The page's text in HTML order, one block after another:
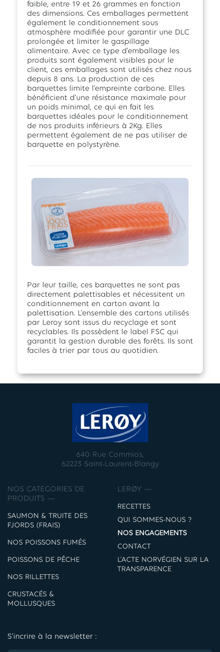
faible, entre 19 et 26 grammes en fonction
des dimensions. Ces emballages permettent
également le conditionnement sous
atmosphère modifiée pour garantir une DLC
prolongée et limiter le gaspillage
alimentaire. Avec ce type d’emballage les
produits sont également visibles pour le
client, ces emballages sont utilisés chez nous
depuis 8 ans. La production de ces
barquettes limite l’empreinte carbone. Elles
bénéficient d’une résistance maximale pour
un poids minimal, ce qui en fait les
barquettes idéales pour le conditionnement
de nos produits inférieurs à 2Kg. Elles
permettent également de ne pas utiliser de
barquette en polystyrène.
Par leur taille, ces barquettes ne sont pas
directement palettisables et nécessitent un
conditionnement en carton avant la
palettisation. L’ensemble des cartons utilisés
par Leroy sont issus du recyclage et sont
recyclables. Ils possèdent le label FSC qui
garantit la gestion durable des forêts. Ils sont
faciles à trier par tous au quotidien.
640 Rue Commios,
62223 Saint-Laurent-Blangy
NOS CATEGORIES DE
PRODUITS —
SAUMON & TRUITE DES
FJORDS (FRAIS)
NOS POISSONS FUMÉS
POISSONS DE PÊCHE
NOS RILLETTES
CRUSTACÉS &
MOLLUSQUES
LERØY —
RECETTES
QUI SOMMES-NOUS ?
NOS ENGAGEMENTS
CONTACT
L’ACTE NORVÉGIEN SUR LA
TRANSPARENCE
S'incrire à la newsletter :